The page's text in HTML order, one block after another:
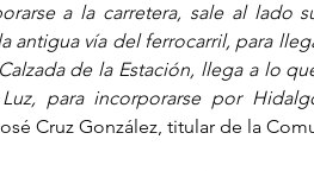
a la carretera, sale al lado
antigua vía del ferrocarril, para
de la Estación, llega a lo
para incorporarse por
Cruz González, titular de la